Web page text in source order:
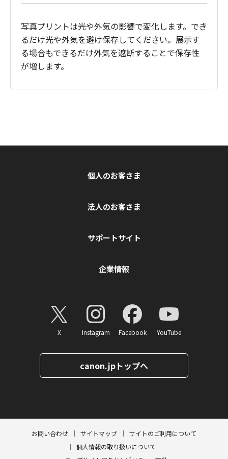
写真プリントは光や外気の影響で変化します。でき
るだけ光や外気を避け保存してください。展示す
る場合もできるだけ外気を遮断することで保存性
が増します。
個人のお客さま
法人のお客さま
サポートサイト
企業情報
X Instagram Facebook YouTube
canon.jpトップへ
お問い合わせ サイトマップ
サイトのご利用について
個人情報の取り扱いについて